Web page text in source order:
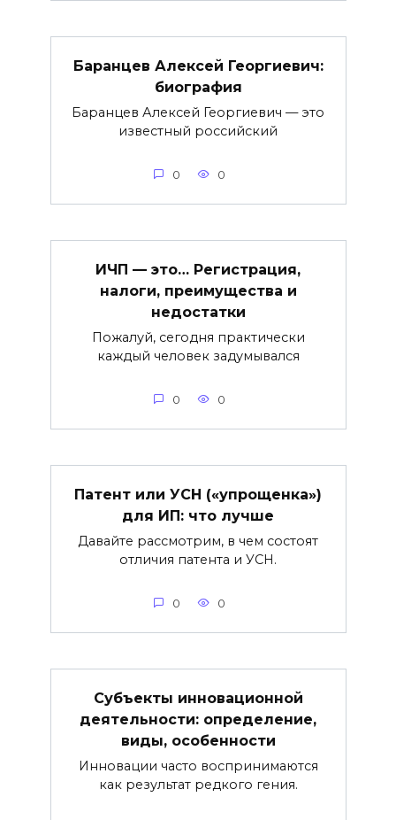
Баранцев Алексей Георгиевич:
биография
Баранцев Алексей Георгиевич — это
известный российский
0 0
ИЧП — это… Регистрация,
налоги, преимущества и
недостатки
Пожалуй, сегодня практически
каждый человек задумывался
0 0
Патент или УСН («упрощенка»)
для ИП: что лучше
Давайте рассмотрим, в чем состоят
отличия патента и УСН.
0 0
Субъекты инновационной
деятельности: определение,
виды, особенности
Инновации часто воспринимаются
как результат редкого гения.